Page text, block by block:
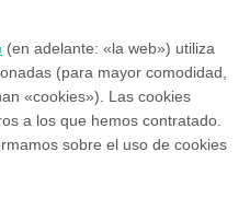
(en adelante: «la web») utiliza
(para mayor comodidad,
«cookies»). Las cookies
a los que hemos contratado.
sobre el uso de cookies